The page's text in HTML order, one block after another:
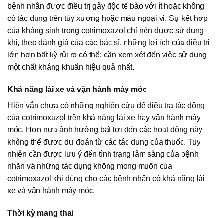
bệnh nhân được điều trị gây độc tế bào với ít hoặc không
có tác dụng trên tủy xương hoặc máu ngoại vi. Sự kết hợp
của kháng sinh trong cotrimoxazol chỉ nên được sử dụng
khi, theo đánh giá của các bác sĩ, những lợi ích của điều trị
lớn hơn bất kỳ rủi ro có thể; cần xem xét đến việc sử dụng
một chất kháng khuẩn hiệu quả nhất.
Khả năng lái xe và vận hành máy móc
Hiện vẫn chưa có những nghiên cứu để điều tra tác động
của cotrimoxazol trên khả năng lái xe hay vận hành máy
móc. Hơn nữa ảnh hưởng bất lợi đến các hoạt động này
không thể được dự đoán từ các tác dụng của thuốc. Tuy
nhiên cần được lưu ý đến tình trạng lâm sàng của bệnh
nhân và những tác dụng không mong muốn của
cotrimoxazol khi dùng cho các bệnh nhân có khả năng lái
xe và vận hành máy móc.
Thời kỳ mang thai